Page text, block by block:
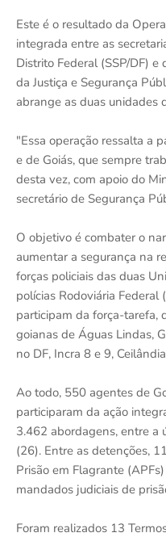
Este é o resultado da
integrada entre as
Distrito Federal (SSP/DF) e
da Justiça e Segurança
abrange as duas unidades
"Essa operação ressalta a
e de Goiás, que sempre
desta vez, com apoio do
secretário de Segurança
O objetivo é combater o
aumentar a segurança na
forças policiais das duas
polícias Rodoviária Federal
participam da força-tarefa,
goianas de Águas Lindas,
no DF, Incra 8 e 9,
Ao todo, 550 agentes de
participaram da ação
3.462 abordagens, entre a
(26). Entre as detenções,
Prisão em Flagrante
mandados judiciais de
Foram realizados 13